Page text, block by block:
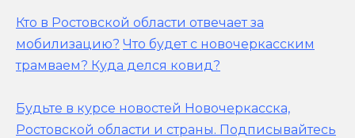
Кто в Ростовской области отвечает за
мобилизацию? Что будет с новочеркасским
трамваем? Куда делся ковид?
Будьте в курсе новостей Новочеркасска,
Ростовской области и страны. Подписывайтесь